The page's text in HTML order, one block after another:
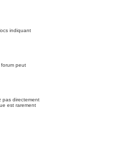
indiquant
forum peut
pas directement
est rarement